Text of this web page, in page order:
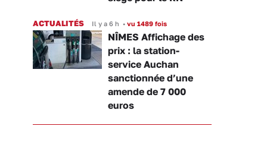
ACTUALITÉS Il y a 6 h • vu 1489 fois
NÎMES Affichage des
prix : la station-
service Auchan
sanctionnée d’une
amende de 7 000
euros